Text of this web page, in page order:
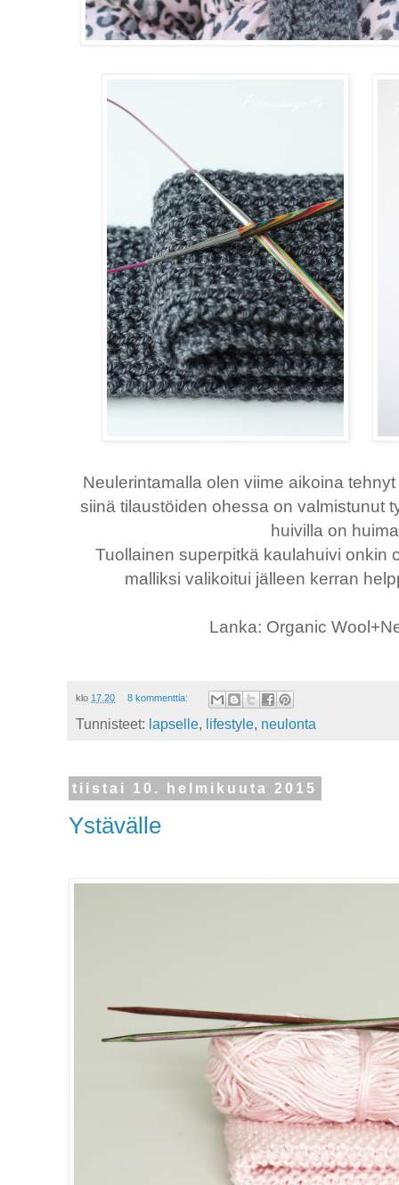
Neulerintamalla olen viime aikoina
siinä tilaustöiden ohessa on valmistunut
huivilla on
Tuollainen superpitkä kaulahuivi onkin
malliksi valikoitui jälleen kerran
Lanka: Organic
klo 17.20 8 kommenttia:
Tunnisteet: lapselle, lifestyle, neulonta
tiistai 10. helmikuuta 2015
Ystävälle